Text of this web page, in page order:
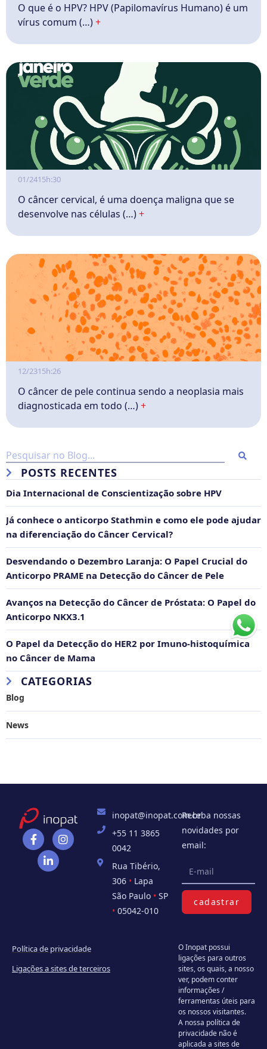
O que é o HPV? HPV (Papilomavírus Humano) é um
vírus comum (…)+
01/2415h:30
O câncer cervical, é uma doença maligna que se
desenvolve nas células (…)+
12/2315h:26
O câncer de pele continua sendo a neoplasia mais
diagnosticada em todo (…)+
POSTS RECENTES
Dia Internacional de Conscientização sobre HPV
Já conhece o anticorpo Stathmin e como ele pode ajudar
na diferenciação do Câncer Cervical?
Desvendando o Dezembro Laranja: O Papel Crucial do
Anticorpo PRAME na Detecção do Câncer de Pele
Avanços na Detecção do Câncer de Próstata: O Papel do
Anticorpo NKX3.1
O Papel da Detecção do HER2 por Imuno-histoquímica
no Câncer de Mama
CATEGORIAS
Blog
News
inopat@inopat.com.br
+55 11 3865
0042
Rua Tibério,
306 • Lapa
São Paulo •SP
• 05042-010
Receba nossas
novidades por
email:
cadastrar
Política de privacidade
Ligações a sites de terceiros
O Inopat possui
ligações para outros
sites, os quais, a nosso
ver, podem conter
informações /
ferramentas úteis para
os nossos visitantes.
A nossa política de
privacidade não é
aplicada a sites de